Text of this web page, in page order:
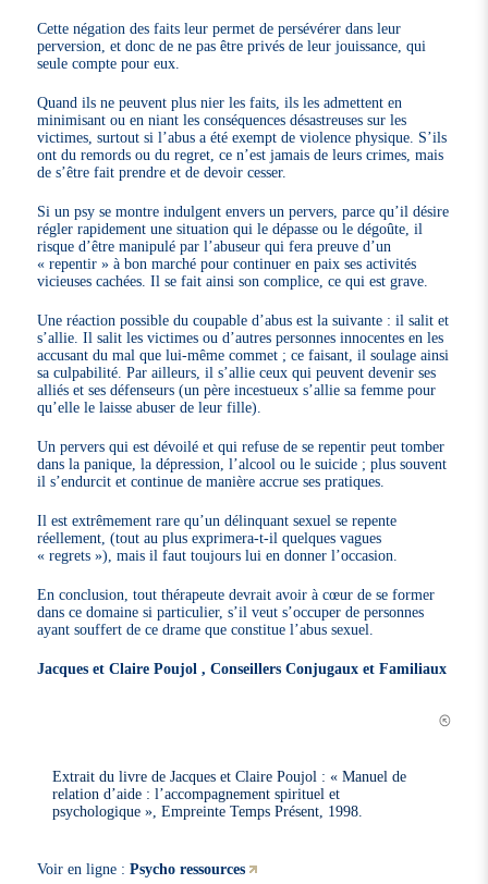
Cette négation des faits leur permet de persévérer dans leur
perversion, et donc de ne pas être privés de leur jouissance, qui
seule compte pour eux.
Quand ils ne peuvent plus nier les faits, ils les admettent en
minimisant ou en niant les conséquences désastreuses sur les
victimes, surtout si l’abus a été exempt de violence physique. S’ils
ont du remords ou du regret, ce n’est jamais de leurs crimes, mais
de s’être fait prendre et de devoir cesser.
Si un psy se montre indulgent envers un pervers, parce qu’il désire
régler rapidement une situation qui le dépasse ou le dégoûte, il
risque d’être manipulé par l’abuseur qui fera preuve d’un
« repentir » à bon marché pour continuer en paix ses activités
vicieuses cachées. Il se fait ainsi son complice, ce qui est grave.
Une réaction possible du coupable d’abus est la suivante : il salit et
s’allie. Il salit les victimes ou d’autres personnes innocentes en les
accusant du mal que lui-même commet ; ce faisant, il soulage ainsi
sa culpabilité. Par ailleurs, il s’allie ceux qui peuvent devenir ses
alliés et ses défenseurs (un père incestueux s’allie sa femme pour
qu’elle le laisse abuser de leur fille).
Un pervers qui est dévoilé et qui refuse de se repentir peut tomber
dans la panique, la dépression, l’alcool ou le suicide ; plus souvent
il s’endurcit et continue de manière accrue ses pratiques.
Il est extrêmement rare qu’un délinquant sexuel se repente
réellement, (tout au plus exprimera-t-il quelques vagues
« regrets »), mais il faut toujours lui en donner l’occasion.
En conclusion, tout thérapeute devrait avoir à cœur de se former
dans ce domaine si particulier, s’il veut s’occuper de personnes
ayant souffert de ce drame que constitue l’abus sexuel.
Jacques et Claire Poujol , Conseillers Conjugaux et Familiaux
Extrait du livre de Jacques et Claire Poujol : « Manuel de
relation d’aide : l’accompagnement spirituel et
psychologique », Empreinte Temps Présent, 1998.
Voir en ligne :Psycho ressources